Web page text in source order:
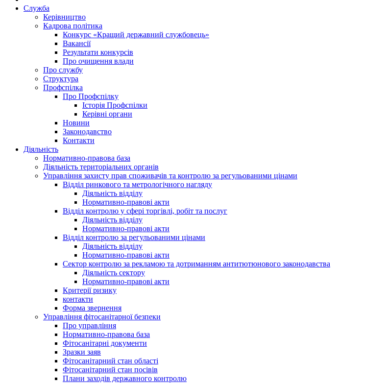
Служба
Керівництво
Кадрова політика
Конкурс «Кращий державний службовець»
Вакансії
Результати конкурсів
Про очищення влади
Про службу
Структура
Профспілка
Про Профспілку
Історія Профспілки
Керівні органи
Новини
Законодавство
Контакти
Діяльність
Нормативно-правова база
Діяльність територіальних органів
Управління захисту прав споживачів та контролю за регульованими цінами
Відділ ринкового та метрологічного нагляду
Діяльність відділу
Нормативно-правові акти
Відділ контролю у сфері торгівлі, робіт та послуг
Діяльність відділу
Нормативно-правові акти
Відділ контролю за регульованими цінами
Діяльність відділу
Нормативно-правові акти
Сектор контролю за рекламою та дотриманням антитютюнового законодавства
Діяльність сектору
Нормативно-правові акти
Критерії ризику
контакти
Форма звернення
Управління фітосанітарної безпеки
Про управління
Нормативно-правова база
Фітосанітарні документи
Зразки заяв
Фітосанітарний стан області
Фітосанітарний стан посівів
Плани заходів державного контролю